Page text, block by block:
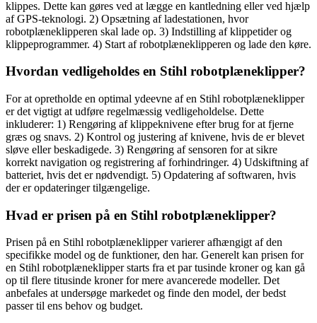
klippes. Dette kan gøres ved at lægge en kantledning eller ved hjælp
af GPS-teknologi. 2) Opsætning af ladestationen, hvor
robotplæneklipperen skal lade op. 3) Indstilling af klippetider og
klippeprogrammer. 4) Start af robotplæneklipperen og lade den køre.
Hvordan vedligeholdes en Stihl robotplæneklipper?
For at opretholde en optimal ydeevne af en Stihl robotplæneklipper
er det vigtigt at udføre regelmæssig vedligeholdelse. Dette
inkluderer: 1) Rengøring af klippeknivene efter brug for at fjerne
græs og snavs. 2) Kontrol og justering af knivene, hvis de er blevet
sløve eller beskadigede. 3) Rengøring af sensoren for at sikre
korrekt navigation og registrering af forhindringer. 4) Udskiftning af
batteriet, hvis det er nødvendigt. 5) Opdatering af softwaren, hvis
der er opdateringer tilgængelige.
Hvad er prisen på en Stihl robotplæneklipper?
Prisen på en Stihl robotplæneklipper varierer afhængigt af den
specifikke model og de funktioner, den har. Generelt kan prisen for
en Stihl robotplæneklipper starts fra et par tusinde kroner og kan gå
op til flere titusinde kroner for mere avancerede modeller. Det
anbefales at undersøge markedet og finde den model, der bedst
passer til ens behov og budget.